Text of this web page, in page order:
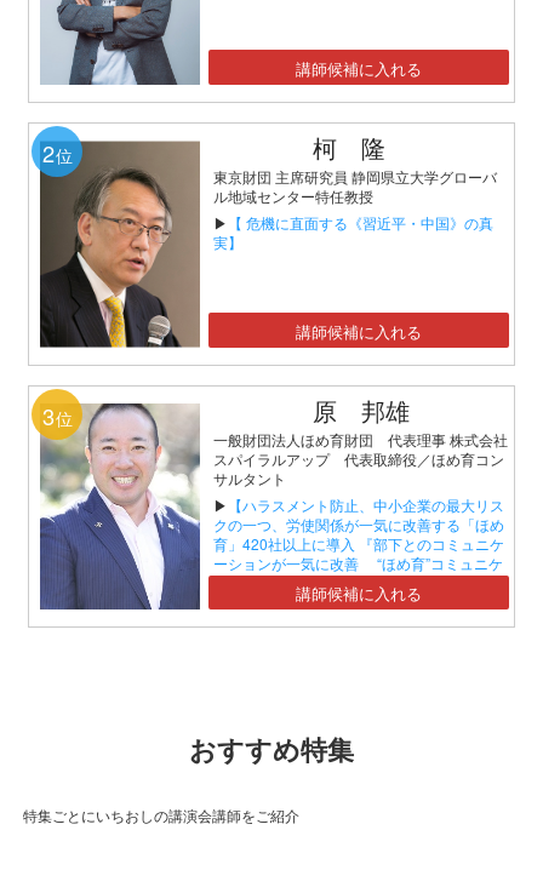
講師候補に入れる
2位 柯 隆
東京財団 主席研究員 静岡県立大学グローバ
ル地域センター特任教授
▶ 【 危機に直面する《習近平・中国》の真
実】
講師候補に入れる
3位 原 邦雄
一般財団法人ほめ育財団 代表理事 株式会社
スパイラルアップ 代表取締役／ほめ育コン
サルタント
▶ 【ハラスメント防止、中小企業の最大リス
クの一つ、労使関係が一気に改善する「ほめ
育」420社以上に導入 『部下とのコミュニケ
ーションが一気に改善 “ほめ育”コミュニケ
ーションセミナー』】講師候補に入れる
おすすめ特集
特集ごとにいちおしの講演会講師をご紹介